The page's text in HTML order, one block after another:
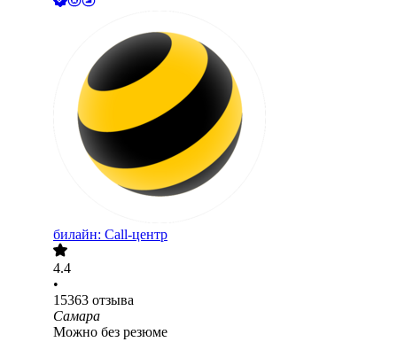
билайн: Call-центр
4.4
•
15363 отзыва
Самара
Можно без резюме